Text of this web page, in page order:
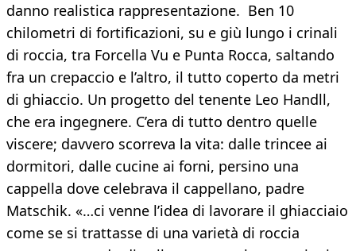
danno realistica rappresentazione. Ben 10
chilometri di fortificazioni, su e giù lungo i crinali
di roccia, tra Forcella Vu e Punta Rocca, saltando
fra un crepaccio e l’altro, il tutto coperto da metri
di ghiaccio. Un progetto del tenente Leo Handll,
che era ingegnere. C’era di tutto dentro quelle
viscere; davvero scorreva la vita: dalle trincee ai
dormitori, dalle cucine ai forni, persino una
cappella dove celebrava il cappellano, padre
Matschik. «…ci venne l’idea di lavorare il ghiacciaio
come se si trattasse di una varietà di roccia